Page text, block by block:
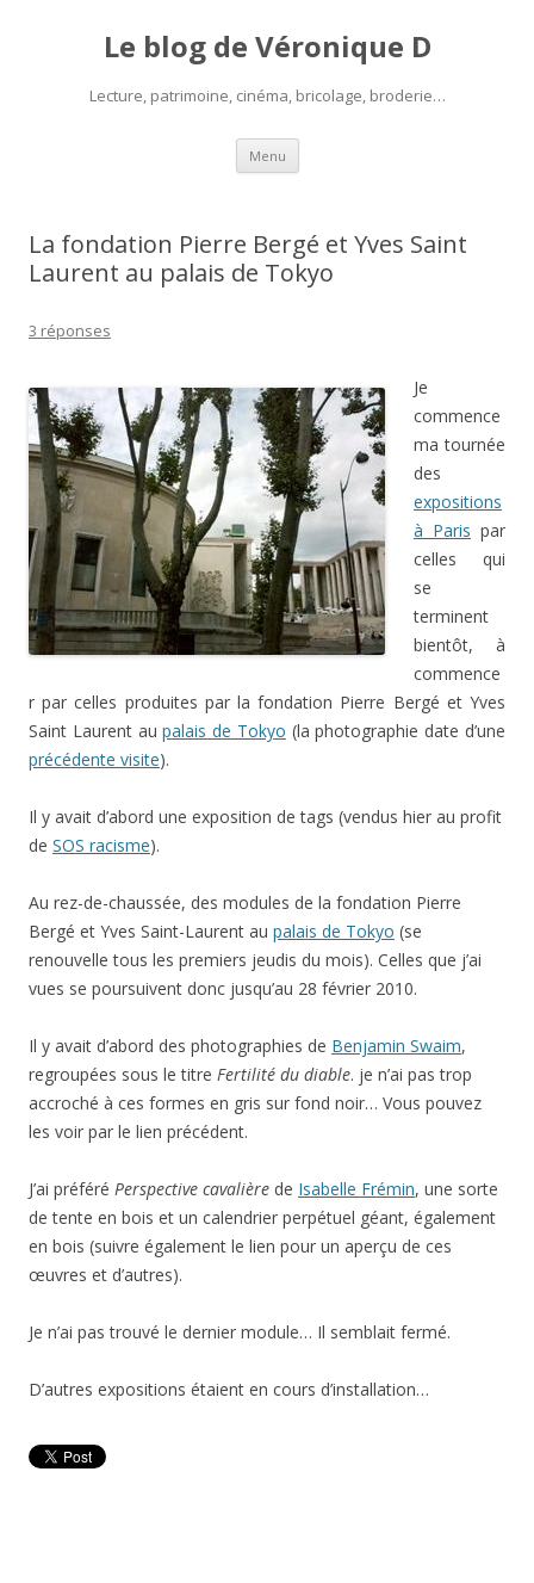
Le blog de Véronique D
Lecture, patrimoine, cinéma, bricolage, broderie…
Menu Aller
contenu
La fondation Pierre Bergé et Yves Saint
Laurent au palais de Tokyo
3 réponses
Je
commence
ma tournée
des
expositions
à Paris par
celles qui
se
terminent
bientôt, à
commence
r par celles produites par la fondation Pierre Bergé et Yves
Saint Laurent aupalais de Tokyo (la photographie date d’une
précédente visite).
Il y avait d’abord une exposition de tags (vendus hier au profit
de SOS racisme).
Au rez-de-chaussée, des modules de la fondation Pierre
Bergé et Yves Saint-Laurent au palais de Tokyo (se
renouvelle tous les premiers jeudis du mois). Celles que j’ai
vues se poursuivent donc jusqu’au 28 février 2010.
Il y avait d’abord des photographies de Benjamin Swaim,
regroupées sous le titre Fertilité du diable. je n’ai pas trop
accroché à ces formes en gris sur fond noir… Vous pouvez
les voir par le lien précédent.
J’ai préféré Perspective cavalière de Isabelle Frémin, une sorte
de tente en bois et un calendrier perpétuel géant, également
en bois (suivre également le lien pour un aperçu de ces
œuvres et d’autres).
Je n’ai pas trouvé le dernier module… Il semblait fermé.
D’autres expositions étaient en cours d’installation…